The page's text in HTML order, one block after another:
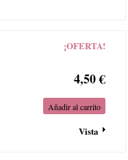
¡OFERTA!
4,50 €
Añadir al carrito
Vista